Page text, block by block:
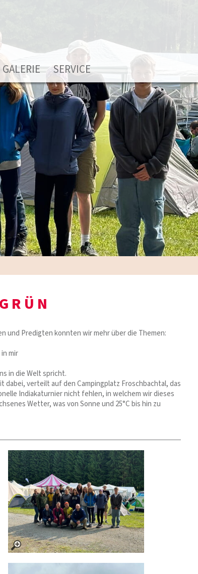
GALERIE SERVICE
und Predigten konnten wir mehr über die Themen:
mir
in die Welt spricht.
dabei, verteilt auf den Campingplatz Froschbachtal, das
Indiakaturnier nicht fehlen, in welchem wir dieses
Wetter, was von Sonne und 25°C bis hin zu